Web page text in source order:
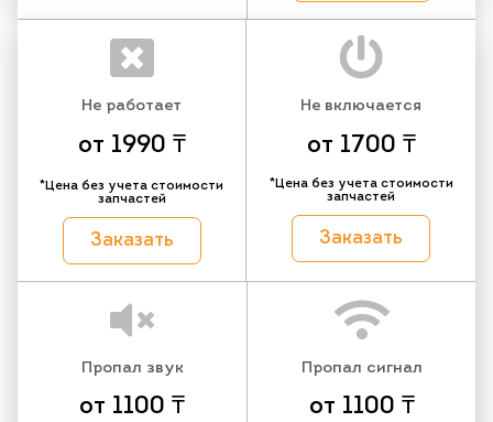
Не работает
от 1990 ₸
*Цена без учета стоимости
запчастей
Заказать
Не включается
от 1700 ₸
*Цена без учета стоимости
запчастей
Заказать
Пропал звук
от 1100 ₸
Пропал сигнал
от 1100 ₸